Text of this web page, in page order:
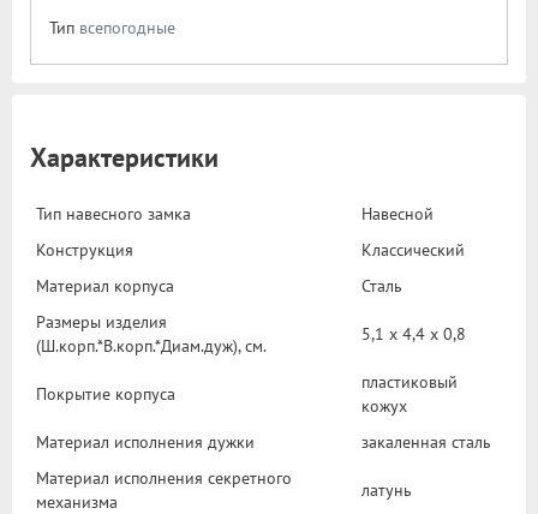
Тип всепогодные
Характеристики
Тип навесного замка
Навесной
Конструкция
Классический
Материал корпуса
Сталь
Размеры изделия
(Ш.корп.*В.корп.*Диам.дуж), cм.
5,1 х 4,4 х 0,8
Покрытие корпуса
пластиковый
кожух
Материал исполнения дужки
закаленная сталь
Материал исполнения секретного
механизма
латунь